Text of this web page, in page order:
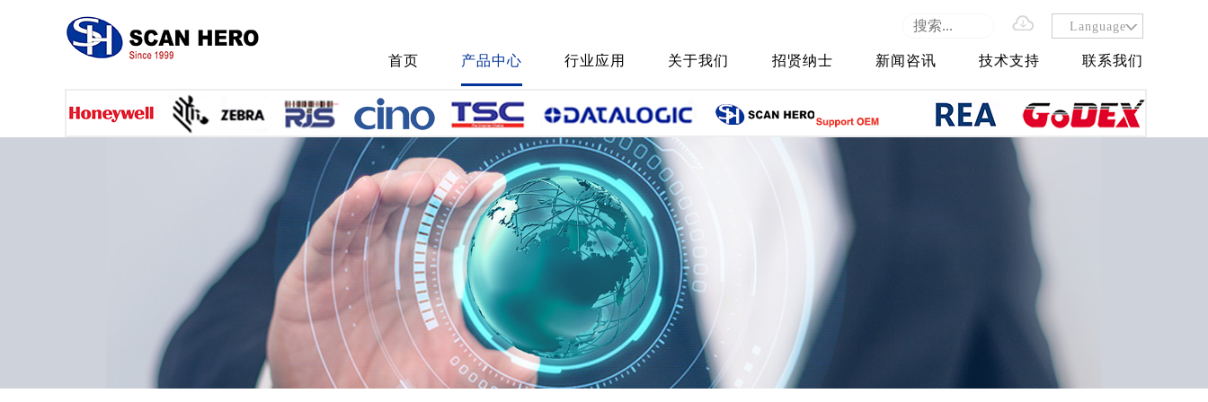
Language
首页 产品中心 行业应用 关于我们 招贤纳士 新闻咨讯 技术支持 联系我们